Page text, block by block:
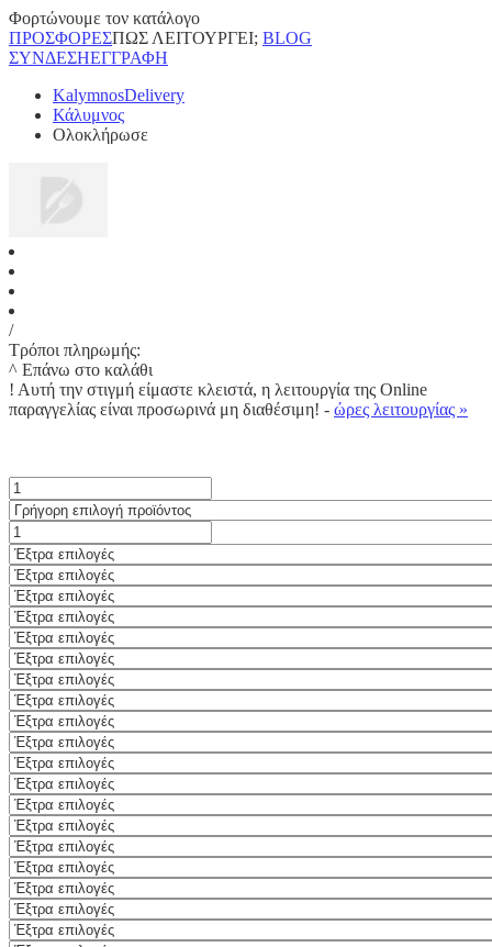
Φορτώνουμε τον κατάλογο
ΠΡΟΣΦΟΡΕΣΠΩΣ ΛΕΙΤΟΥΡΓΕΙ; BLOG
ΣΥΝΔΕΣΗΕΓΓΡΑΦΗ
KalymnosDelivery
Κάλυμνος
Ολοκλήρωσε
/
Τρόποι πληρωμής:
^ Επάνω στο καλάθι
! Αυτή την στιγμή είμαστε κλειστά, η λειτουργία της Online
παραγγελίας είναι προσωρινά μη διαθέσιμη! - ώρες λειτουργίας »